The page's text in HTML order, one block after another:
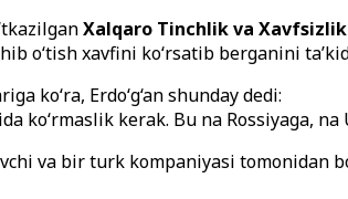
Xalqaro Tinchlik va
o‘tish xavfini ko‘rsatib berganini
ko‘ra, Erdo‘g‘an shunday dedi:
ko‘rmaslik kerak. Bu na Rossiyaga,
va bir turk kompaniyasi tomonidan